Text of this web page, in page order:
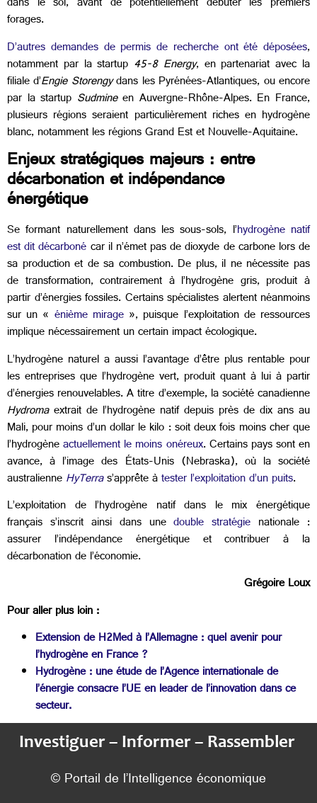
forages.
D’autres demandes de permis de recherche ont été déposées,
notamment par la startup 45-8 Energy, en partenariat avec la
filiale d’Engie Storengydans les Pyrénées-Atlantiques, ou encore
par la startup Sudmineen Auvergne-Rhône-Alpes. En France,
plusieurs régions seraient particulièrement riches en hydrogène
blanc, notamment les régions Grand Est et Nouvelle-Aquitaine.
Enjeux stratégiques majeurs : entre
décarbonation et indépendance
énergétique
Se formant naturellement dans les sous-sols, l’hydrogène natif
est dit décarbonécar il n’émet pas de dioxyde de carbone lors de
sa production et de sa combustion. De plus, il ne nécessite pas
de transformation, contrairement à l’hydrogène gris, produit à
partir d’énergies fossiles. Certains spécialistes alertent néanmoins
sur un « énième mirage», puisque l’exploitation de ressources
implique nécessairement un certain impact écologique.
L’hydrogène naturel a aussi l’avantage d’être plus rentable pour
les entreprises que l’hydrogène vert, produit quant à lui à partir
d’énergies renouvelables. A titre d’exemple, la société canadienne
Hydromaextrait de l’hydrogène natif depuis près de dix ans au
Mali, pour moins d’un dollar le kilo : soit deux fois moins cher que
l’hydrogèneactuellement le moins onéreux. Certains pays sont en
avance, à l’image des États-Unis (Nebraska), où la société
australienneHyTerras’apprête àtester l’exploitation d’un puits.
L’exploitation de l’hydrogène natif dans le mix énergétique
français s’inscrit ainsi dans unedouble stratégie nationale :
assurer l’indépendance énergétique et contribuer à la
décarbonation de l’économie.
Grégoire Loux
Pour aller plus loin :
Extension de H2Med à l’Allemagne : quel avenir pour
l’hydrogène en France ?
Hydrogène : une étude de l’Agence internationale de
l’énergie consacre l’UE en leader de l’innovation dans ce
secteur.
Investiguer – Informer – Rassembler
© Portail de l’Intelligence économique